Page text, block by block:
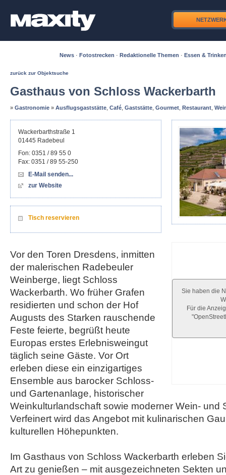
News · Fotostrecken · Redaktionelle Themen · Essen &
zurück zur Objektsuche
Gasthaus von Schloss Wackerbarth
» Gastronomie » Ausflugsgaststätte Café Gaststätte Gourmet Restaurant
Sie haben die
Für die
Wackerbarthstraße 1
01445 Radebeul
Fon: 0351 / 89 55 0
Fax: 0351 / 89 55-250
E-Mail senden...
zur Website
Tisch reservieren
Vor den Toren Dresdens, inmitten
der malerischen Radebeuler
Weinberge, liegt Schloss
Wackerbarth. Wo früher Grafen
residierten und schon der Hof
Augusts des Starken rauschende
Feste feierte, begrüßt heute
Europas erstes Erlebnisweingut
täglich seine Gäste. Vor Ort
erleben diese ein einzigartiges
Ensemble aus barocker Schloss-
und Gartenanlage, historischer
Weinkulturlandschaft sowie moderner Wein- und
Verfeinert wird das Angebot mit kulinarischen
kulturellen Höhepunkten.
Im Gasthaus von Schloss Wackerbarth erleben
Art zu genießen – mit ausgezeichneten Sekten